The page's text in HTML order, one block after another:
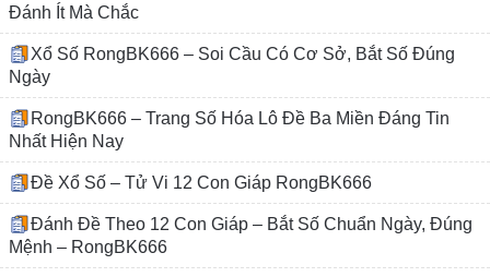
Đánh Ít Mà Chắc
Xổ Số RongBK666 – Soi Cầu Có Cơ Sở, Bắt Số Đúng
Ngày
RongBK666 – Trang Số Hóa Lô Đề Ba Miền Đáng Tin
Nhất Hiện Nay
Đề Xổ Số – Tử Vi 12 Con Giáp RongBK666
Đánh Đề Theo 12 Con Giáp – Bắt Số Chuẩn Ngày, Đúng
Mệnh – RongBK666